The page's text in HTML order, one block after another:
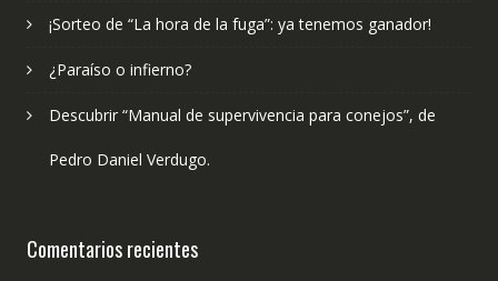
¡Sorteo de “La hora de la fuga”: ya tenemos ganador!
¿Paraíso o infierno?
Descubrir “Manual de supervivencia para conejos”, de
Pedro Daniel Verdugo.
Comentarios recientes